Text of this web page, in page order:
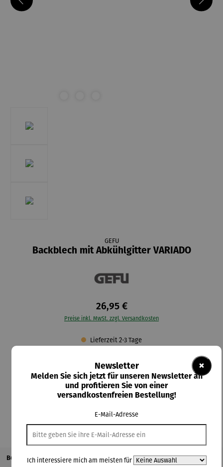
GEFU
Backblech mit Abkühlgitter VARIADO
26,95 €
Preise inkl. MwSt. zzgl. Versandkosten
Lieferzeit 2-3 Tage
groß klein
In den Warenkorb
Beschreibung
×
Newsletter
Melden Sie sich jetzt für unseren Newsletter an
und profitieren Sie von einer
versandkostenfreien Bestellung!
E-Mail-Adresse
Ich interessiere mich am meisten für